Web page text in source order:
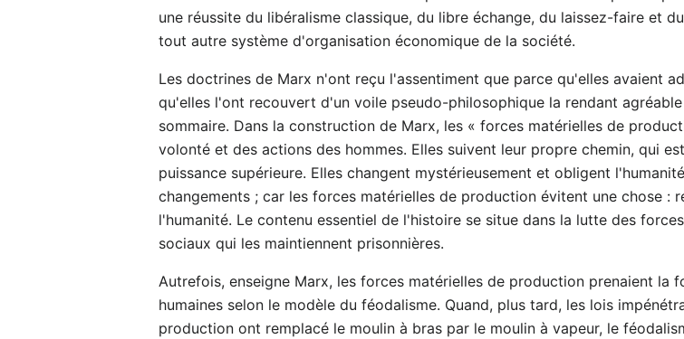
une réussite du libéralisme classique, du libre échange, du laissez-faire et
tout autre système d'organisation économique de la société.
Les doctrines de Marx n'ont reçu l'assentiment que parce qu'elles avaient
qu'elles l'ont recouvert d'un voile pseudo-philosophique la rendant
sommaire. Dans la construction de Marx, les « forces matérielles de
volonté et des actions des hommes. Elles suivent leur propre chemin, qui
puissance supérieure. Elles changent mystérieusement et obligent
changements ; car les forces matérielles de production évitent une chose :
l'humanité. Le contenu essentiel de l'histoire se situe dans la lutte des
sociaux qui les maintiennent prisonnières.
Autrefois, enseigne Marx, les forces matérielles de production prenaient la
humaines selon le modèle du féodalisme. Quand, plus tard, les lois
production ont remplacé le moulin à bras par le moulin à vapeur, le